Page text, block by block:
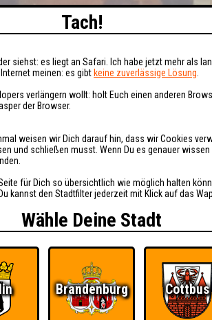
Tach!
siehst: es liegt an Safari. Ich habe jetzt mehr als
meinen: es gibt keine zuverlässige Lösung
verlängern wollt: holt Euch einen anderen
der Browser.
weisen wir Dich darauf hin, dass wir Cookies
und schließen musst. Wenn Du es genauer
für Dich so übersichtlich wie möglich halten
kannst den Stadtfilter jederzeit mit Klick auf das
Wähle Deine Stadt
Brandenburg Cottbus